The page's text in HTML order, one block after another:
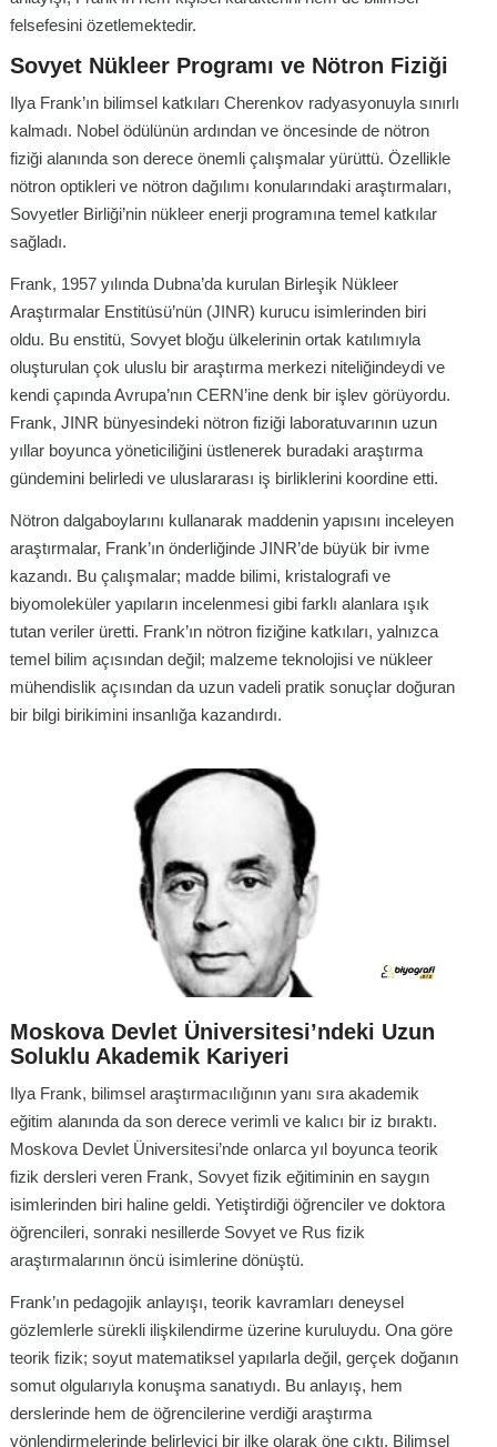
felsefesini özetlemektedir.
Sovyet Nükleer Programı ve Nötron Fiziği
Ilya Frank’ın bilimsel katkıları Cherenkov radyasyonuyla sınırlı
kalmadı. Nobel ödülünün ardından ve öncesinde de nötron
fiziği alanında son derece önemli çalışmalar yürüttü. Özellikle
nötron optikleri ve nötron dağılımı konularındaki araştırmaları,
Sovyetler Birliği’nin nükleer enerji programına temel katkılar
sağladı.
Frank, 1957 yılında Dubna’da kurulan Birleşik Nükleer
Araştırmalar Enstitüsü’nün (JINR) kurucu isimlerinden biri
oldu. Bu enstitü, Sovyet bloğu ülkelerinin ortak katılımıyla
oluşturulan çok uluslu bir araştırma merkezi niteliğindeydi ve
kendi çapında Avrupa’nın CERN’ine denk bir işlev görüyordu.
Frank, JINR bünyesindeki nötron fiziği laboratuvarının uzun
yıllar boyunca yöneticiliğini üstlenerek buradaki araştırma
gündemini belirledi ve uluslararası iş birliklerini koordine etti.
Nötron dalgaboylarını kullanarak maddenin yapısını inceleyen
araştırmalar, Frank’ın önderliğinde JINR’de büyük bir ivme
kazandı. Bu çalışmalar; madde bilimi, kristalografi ve
biyomoleküler yapıların incelenmesi gibi farklı alanlara ışık
tutan veriler üretti. Frank’ın nötron fiziğine katkıları, yalnızca
temel bilim açısından değil; malzeme teknolojisi ve nükleer
mühendislik açısından da uzun vadeli pratik sonuçlar doğuran
bir bilgi birikimini insanlığa kazandırdı.
Moskova Devlet Üniversitesi’ndeki Uzun
Soluklu Akademik Kariyeri
Ilya Frank, bilimsel araştırmacılığının yanı sıra akademik
eğitim alanında da son derece verimli ve kalıcı bir iz bıraktı.
Moskova Devlet Üniversitesi’nde onlarca yıl boyunca teorik
fizik dersleri veren Frank, Sovyet fizik eğitiminin en saygın
isimlerinden biri haline geldi. Yetiştirdiği öğrenciler ve doktora
öğrencileri, sonraki nesillerde Sovyet ve Rus fizik
araştırmalarının öncü isimlerine dönüştü.
Frank’ın pedagojik anlayışı, teorik kavramları deneysel
gözlemlerle sürekli ilişkilendirme üzerine kuruluydu. Ona göre
teorik fizik; soyut matematiksel yapılarla değil, gerçek doğanın
somut olgularıyla konuşma sanatıydı. Bu anlayış, hem
derslerinde hem de öğrencilerine verdiği araştırma
yönlendirmelerinde belirleyici bir ilke olarak öne çıktı. Bilimsel